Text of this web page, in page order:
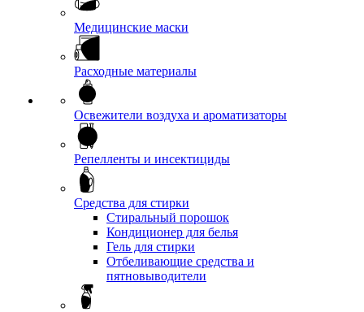
Медицинские маски
Расходные материалы
Освежители воздуха и ароматизаторы
Репелленты и инсектициды
Средства для стирки
Стиральный порошок
Кондиционер для белья
Гель для стирки
Отбеливающие средства и
пятновыводители